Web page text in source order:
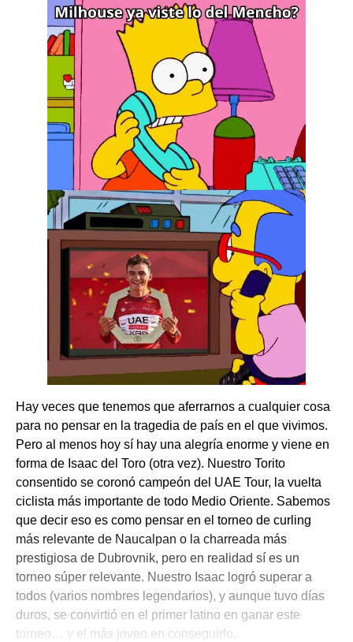
Hay veces que tenemos que aferrarnos a cualquier cosa
para no pensar en la tragedia de país en el que vivimos.
Pero al menos hoy sí hay una alegría enorme y viene en
forma de Isaac del Toro (otra vez). Nuestro Torito
consentido se coronó campeón del UAE Tour, la vuelta
ciclista más importante de todo Medio Oriente. Sabemos
que decir eso es como pensar en el torneo de curling
más relevante de Naucalpan o la charreada más
prestigiosa de Dubrovnik, pero en realidad sí es un
torneo súper relevante. Nuestro Isaac logró superar a
todos (varios nombres legendarios), y aunque tuvo días
duros, se convirtió en el primer latino en ganar este
torneo… y el más joven en conseguirlo.